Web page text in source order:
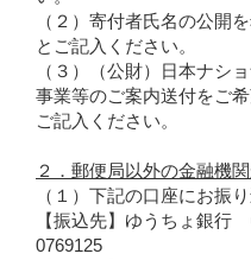
（２）寄付者氏名の公開
とご記入ください。
（３）（公財）日本ナシ
事業等のご案内送付をご
ご記入ください。
２．郵便局以外の金融機
（１）下記の口座にお振
【振込先】ゆうちょ銀
0769125